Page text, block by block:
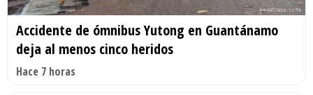
Accidente de ómnibus Yutong en Guantánamo
deja al menos cinco heridos
Hace 7 horas